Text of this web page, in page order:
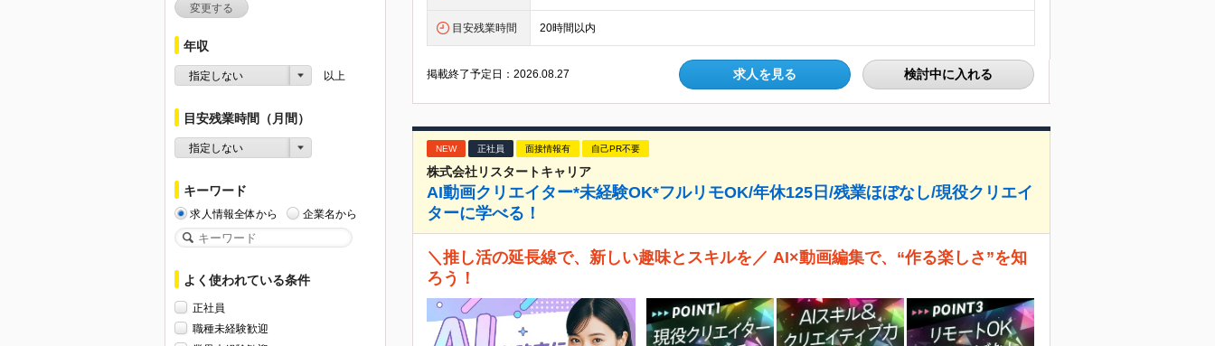
変更する
年収
指定しない 以上
目安残業時間（月間）
指定しない
キーワード
求人情報全体から 企業名から
よく使われている条件
正社員
職種未経験歓迎
目安残業時間 20時間以内
掲載終了予定日：2026.08.27 求人を見る 検討中に入れる
NEW 正社員 面接情報有 自己PR不要
株式会社リスタートキャリア
AI動画クリエイター*未経験OK*フルリモOK/年休125日/残業ほぼなし/現役クリエイ
ターに学べる！
＼推し活の延長線で、新しい趣味とスキルを／ AI×動画編集で、“作る楽しさ”を知
ろう！